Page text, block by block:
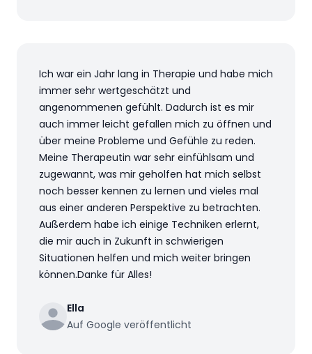
Ich war ein Jahr lang in Therapie und habe mich
immer sehr wertgeschätzt und
angenommenen gefühlt. Dadurch ist es mir
auch immer leicht gefallen mich zu öffnen und
über meine Probleme und Gefühle zu reden.
Meine Therapeutin war sehr einfühlsam und
zugewannt, was mir geholfen hat mich selbst
noch besser kennen zu lernen und vieles mal
aus einer anderen Perspektive zu betrachten.
Außerdem habe ich einige Techniken erlernt,
die mir auch in Zukunft in schwierigen
Situationen helfen und mich weiter bringen
können.Danke für Alles!
Ella
Auf Google veröffentlicht